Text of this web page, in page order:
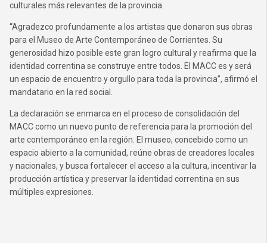
culturales más relevantes de la provincia.
“Agradezco profundamente a los artistas que donaron sus obras
para el Museo de Arte Contemporáneo de Corrientes. Su
generosidad hizo posible este gran logro cultural y reafirma que la
identidad correntina se construye entre todos. El MACC es y será
un espacio de encuentro y orgullo para toda la provincia”, afirmó el
mandatario en la red social.
La declaración se enmarca en el proceso de consolidación del
MACC como un nuevo punto de referencia para la promoción del
arte contemporáneo en la región. El museo, concebido como un
espacio abierto a la comunidad, reúne obras de creadores locales
y nacionales, y busca fortalecer el acceso a la cultura, incentivar la
producción artística y preservar la identidad correntina en sus
múltiples expresiones.